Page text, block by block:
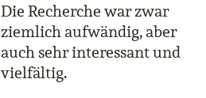
Die Recherche war zwar
ziemlich aufwändig, aber
auch sehr interessant und
vielfältig.